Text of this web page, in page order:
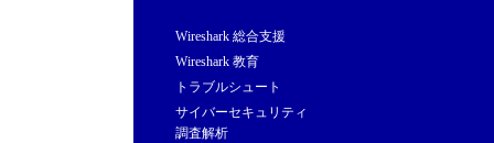
Wireshark 総合支援
Wireshark 教育
トラブルシュート
サイバーセキュリティ
調査解析